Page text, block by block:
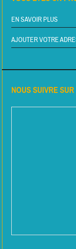
EN SAVOIR PLUS
AJOUTER VOTRE
NOUS SUIVRE